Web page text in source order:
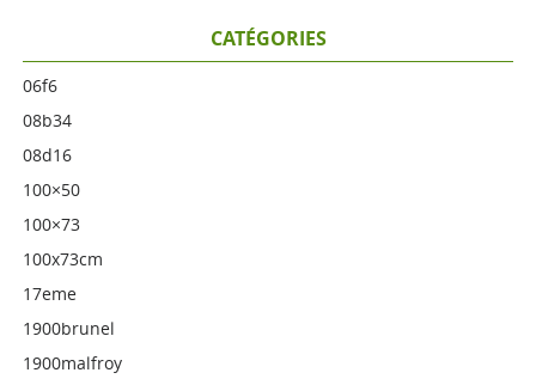
CATÉGORIES
06f6
08b34
08d16
100×50
100×73
100x73cm
17eme
1900brunel
1900malfroy